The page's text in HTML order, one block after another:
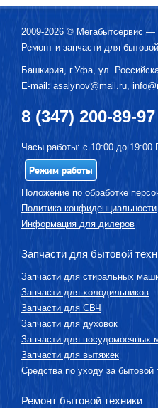
2009-2026 © Мегабытсервис —
Ремонт и запчасти для
Башкирия, г.Уфа, ул.
E-mail: asalynov@mail.ru,
8 (347) 200-89-97
Часы работы: с 10:00 до 19:00
Режим работы
Положение по обработке
Политика конфиденциальности
Информация для дилеров
Запчасти для бытовой
Запчасти для стиральных
Запчасти для холодильников
Запчасти для СВЧ
Запчасти для духовок
Запчасти для посудомоечных
Запчасти для вытяжек
Средства по уходу за бытовой
Ремонт бытовой техники